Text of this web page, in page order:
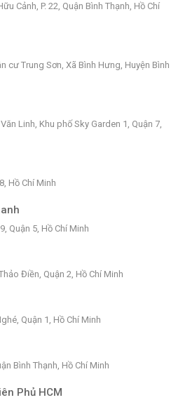
Cảnh, P. 22, Quận Bình Thạnh, Hồ Chí
cư Trung Sơn, Xã Bình Hưng, Huyện Bình
Linh, Khu phố Sky Garden 1, Quận 7,
Hồ Chí Minh
Quận 5, Hồ Chí Minh
Điền, Quận 2, Hồ Chí Minh
Quận 1, Hồ Chí Minh
Bình Thạnh, Hồ Chí Minh
Phủ HCM